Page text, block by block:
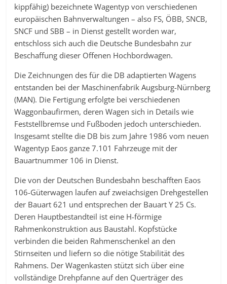
kippfähig) bezeichnete Wagentyp von verschiedenen
europäischen Bahnverwaltungen – also FS, ÖBB, SNCB,
SNCF und SBB – in Dienst gestellt worden war,
entschloss sich auch die Deutsche Bundesbahn zur
Beschaffung dieser Offenen Hochbordwagen.
Die Zeichnungen des für die DB adaptierten Wagens
entstanden bei der Maschinenfabrik Augsburg-Nürnberg
(MAN). Die Fertigung erfolgte bei verschiedenen
Waggonbaufirmen, deren Wagen sich in Details wie
Feststellbremse und Fußboden jedoch unterschieden.
Insgesamt stellte die DB bis zum Jahre 1986 vom neuen
Wagentyp Eaos ganze 7.101 Fahrzeuge mit der
Bauartnummer 106 in Dienst.
Die von der Deutschen Bundesbahn beschafften Eaos
106-Güterwagen laufen auf zweiachsigen Drehgestellen
der Bauart 621 und entsprechen der Bauart Y 25 Cs.
Deren Hauptbestandteil ist eine H-förmige
Rahmenkonstruktion aus Baustahl. Kopfstücke
verbinden die beiden Rahmenschenkel an den
Stirnseiten und liefern so die nötige Stabilität des
Rahmens. Der Wagenkasten stützt sich über eine
vollständige Drehpfanne auf den Querträger des